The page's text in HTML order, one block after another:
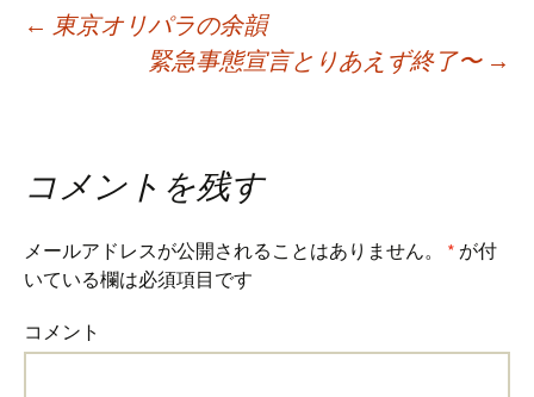
Post
navigation
← 東京オリパラの余韻
緊急事態宣言とりあえず終了〜 →
コメントを残す
メールアドレスが公開されることはありません。 * が付
いている欄は必須項目です
コメント